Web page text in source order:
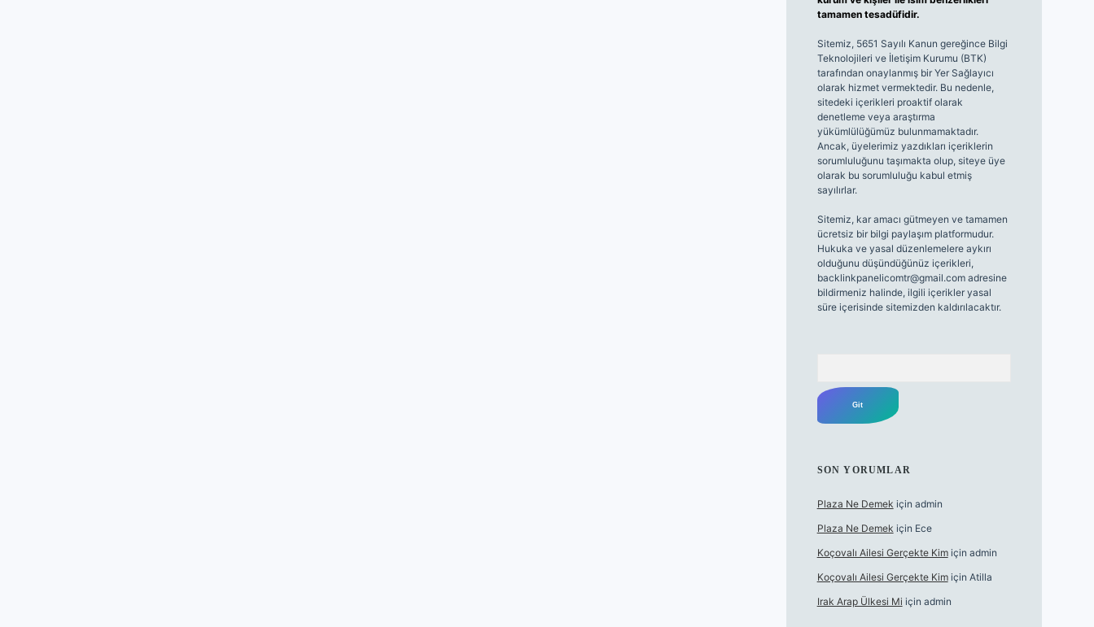
tamamen tesadüfidir.
Sitemiz, 5651 Sayılı Kanun gereğince Bilgi
Teknolojileri ve İletişim Kurumu (BTK)
tarafından onaylanmış bir Yer Sağlayıcı
olarak hizmet vermektedir. Bu nedenle,
sitedeki içerikleri proaktif olarak
denetleme veya araştırma
yükümlülüğümüz bulunmamaktadır.
Ancak, üyelerimiz yazdıkları içeriklerin
sorumluluğunu taşımakta olup, siteye üye
olarak bu sorumluluğu kabul etmiş
sayılırlar.
Sitemiz, kar amacı gütmeyen ve tamamen
ücretsiz bir bilgi paylaşım platformudur.
Hukuka ve yasal düzenlemelere aykırı
olduğunu düşündüğünüz içerikleri,
backlinkpanelicomtr@gmail.comadresine
bildirmeniz halinde, ilgili içerikler yasal
süre içerisinde sitemizden kaldırılacaktır.
SON YORUMLAR
Plaza Ne Demek için admin
Plaza Ne Demek için Ece
Koçovalı Ailesi Gerçekte Kimiçin admin
Koçovalı Ailesi Gerçekte Kimiçin Atilla
Irak Arap Ülkesi Mi için admin